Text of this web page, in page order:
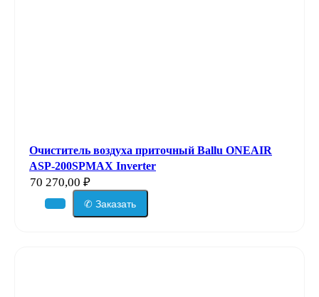
Очиститель воздуха приточный Ballu ONEAIR
ASP-200SPMAX Inverter
70 270,00 ₽
✆ Заказать